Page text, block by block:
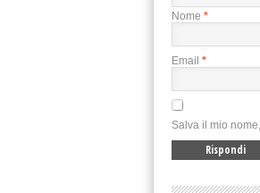
Nome *
Email *
Salva il mio